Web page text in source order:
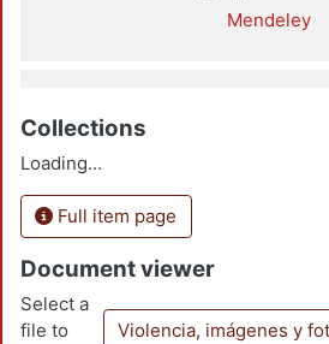
Mendeley
Collections
Loading...
Full item page
Document viewer
Select a
file to
Violencia, imágenes y